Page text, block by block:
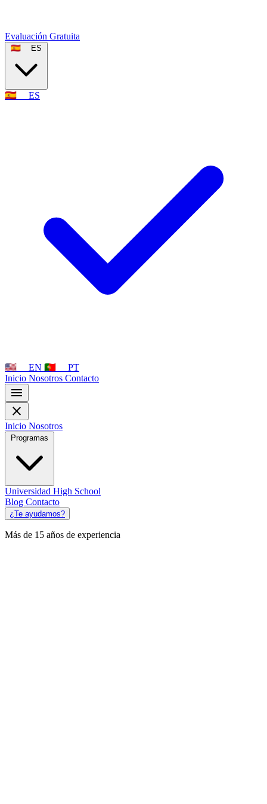
Evaluación Gratuita
🇪🇸 ES
🇪🇸 ES
🇺🇸 EN 🇵🇹 PT
Inicio Nosotros Contacto
menu
close
Inicio Nosotros
Programas
Universidad High School
Blog Contacto
¿Te ayudamos?
Más de 15 años de experiencia